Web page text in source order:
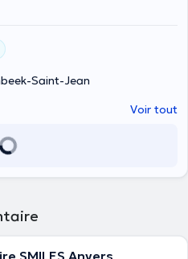
Saint-Jean
Voir tout
SMILES Anvers